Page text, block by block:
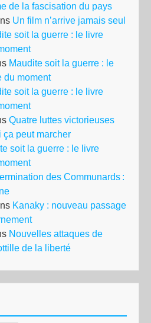
de la fascisation du pays
Un film n’arrive jamais seul
soit la guerre : le livre
Maudite soit la guerre : le
du moment
soit la guerre : le livre
Quatre luttes victorieuses
ça peut marcher
soit la guerre : le livre
des Communards :
Kanaky : nouveau passage
Nouvelles attaques de
de la liberté